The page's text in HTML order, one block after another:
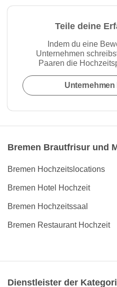
Teile deine
Indem du eine
Unternehmen
Paaren die
Unternehmen
Bremen Brautfrisur und
Bremen Hochzeitslocations
Bremen Hotel Hochzeit
Bremen Hochzeitssaal
Bremen Restaurant Hochzeit
Dienstleister der